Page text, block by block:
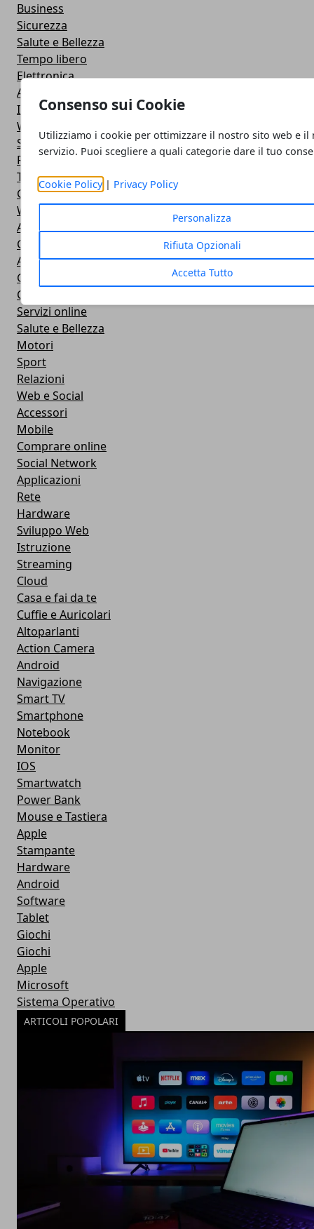
Consenso sui Cookie
Utilizziamo i cookie per ottimizzare il nostro sito web e il
servizio. Puoi scegliere a quali categorie dare il tuo
Cookie Policy| Privacy Policy
Personalizza
Rifiuta Opzionali
Accetta Tutto
Business
Sicurezza
Salute e Bellezza
Tempo libero
Elettronica
Abbigliamento e accessori
Informatica
Windows
Storia e Curiosità
Recensioni
Tecnologia
Guide
Web
Altro
Comunicazione
Animali
Giochi
Cucina
Servizi online
Salute e Bellezza
Motori
Sport
Relazioni
Web e Social
Accessori
Mobile
Comprare online
Social Network
Applicazioni
Rete
Hardware
Sviluppo Web
Istruzione
Streaming
Cloud
Casa e fai da te
Cuffie e Auricolari
Altoparlanti
Action Camera
Android
Navigazione
Smart TV
Smartphone
Notebook
Monitor
IOS
Smartwatch
Power Bank
Mouse e Tastiera
Apple
Stampante
Hardware
Android
Software
Tablet
Giochi
Giochi
Apple
Microsoft
Sistema Operativo
ARTICOLI POPOLARI